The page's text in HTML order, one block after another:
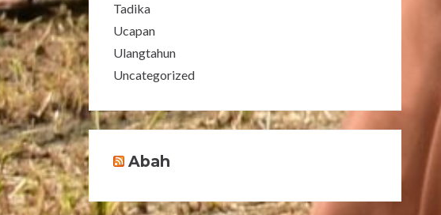
Tadika
Ucapan
Ulangtahun
Uncategorized
Abah